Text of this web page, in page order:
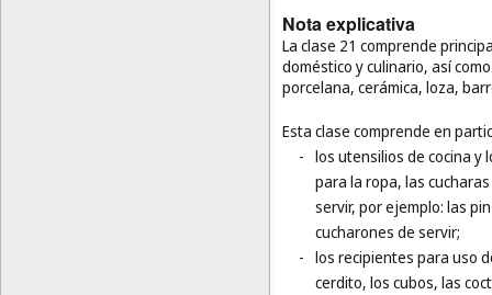
Nota explicativa
La clase 21 comprende
doméstico y culinario, así
porcelana, cerámica, loza,
Esta clase comprende en
- los utensilios de cocina y
para la ropa, las
servir, por ejemplo: las
cucharones de servir;
- los recipientes para uso
cerdito, los cubos, las